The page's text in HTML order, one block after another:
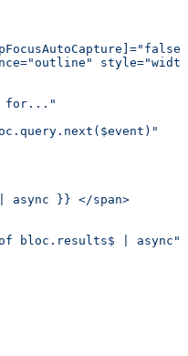
for..."
async }} </span>
bloc.results$ | async">